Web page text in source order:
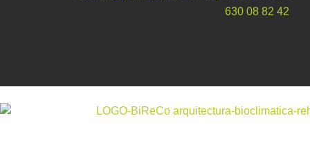
630 08 82 42